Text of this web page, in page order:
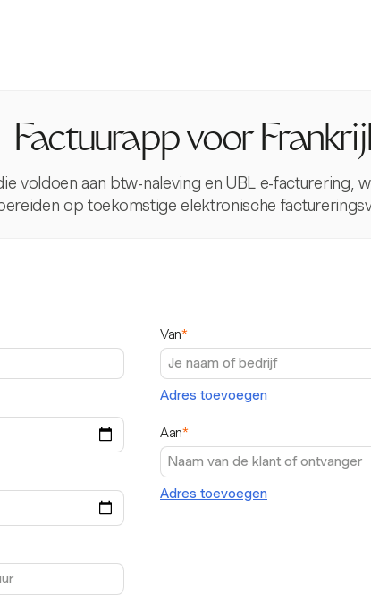
Factuurapp voor
voldoen aan btw-naleving en UBL e-facturering,
op toekomstige elektronische
Van*
Adres toevoegen
Aan*
Adres toevoegen